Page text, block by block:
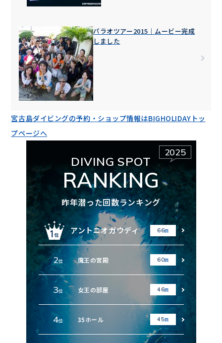
パラオツアー2015｜ムービー完成
しました
宮古島ダイビングの予約・ショップ情報はBIGHOLIDAYトッ
プページへ
2025
DIVING SPOT
RANKING
昨年潜った回数ランキング
アントニオガウディ 66回
2位 魔王の宮殿 60回
3位 女王の部屋 46回
4位 35ホール 45回